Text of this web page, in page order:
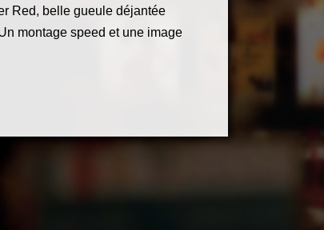
Red, belle gueule déjantée
montage speed et une image